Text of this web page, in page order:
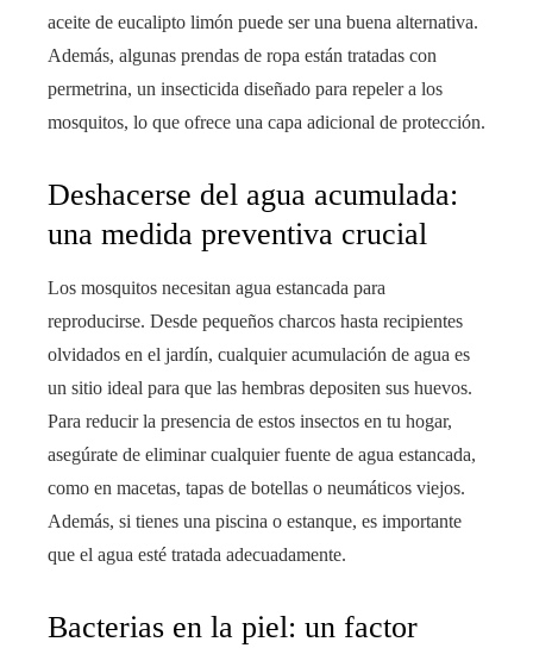
aceite de eucalipto limón puede ser una buena alternativa.
Además, algunas prendas de ropa están tratadas con
permetrina, un insecticida diseñado para repeler a los
mosquitos, lo que ofrece una capa adicional de protección.
Deshacerse del agua acumulada:
una medida preventiva crucial
Los mosquitos necesitan agua estancada para
reproducirse. Desde pequeños charcos hasta recipientes
olvidados en el jardín, cualquier acumulación de agua es
un sitio ideal para que las hembras depositen sus huevos.
Para reducir la presencia de estos insectos en tu hogar,
asegúrate de eliminar cualquier fuente de agua estancada,
como en macetas, tapas de botellas o neumáticos viejos.
Además, si tienes una piscina o estanque, es importante
que el agua esté tratada adecuadamente.
Bacterias en la piel: un factor